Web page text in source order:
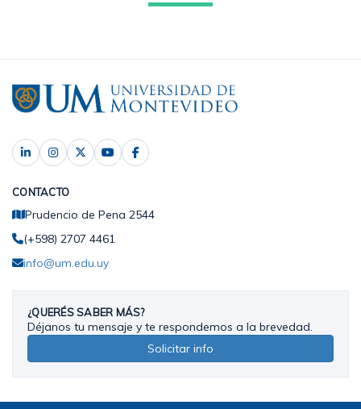
CONTACTO
Prudencio de Pena 2544
(+598) 2707 4461
info@um.edu.uy
¿QUERÉS SABER MÁS?
Déjanos tu mensaje y te respondemos a la brevedad.
Solicitar info